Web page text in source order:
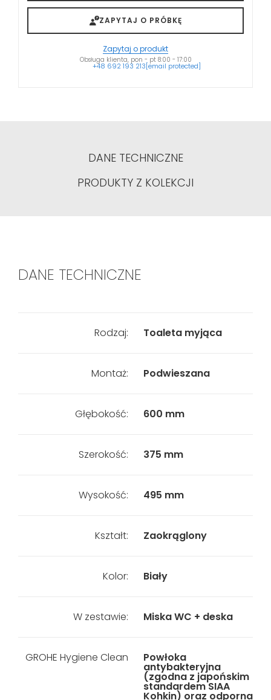
ZAPYTAJ O PRÓBKĘ
Zapytaj o produkt
Obsługa klienta, pon - pt 8:00 - 17:00
+48 692 193 213[email protected]
DANE TECHNICZNE
PRODUKTY Z KOLEKCJI
DANE TECHNICZNE
Rodzaj: Toaleta myjąca
Montaż: Podwieszana
Głębokość: 600 mm
Szerokość: 375 mm
Wysokość: 495 mm
Kształt: Zaokrąglony
Kolor: Biały
W zestawie: Miska WC + deska
GROHE Hygiene Clean Powłoka
antybakteryjna
(zgodna z japońskim
standardem SIAA
Kohkin) oraz odporna